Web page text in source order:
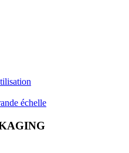
échelle